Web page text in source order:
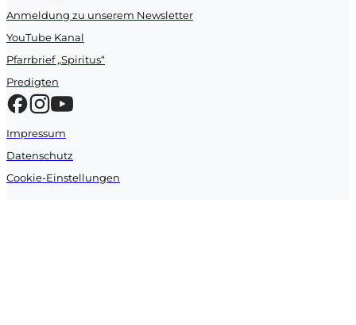
Anmeldung/ Anfrage abschicken
Anmeldung zu unserem Newsletter
YouTube Kanal
Pfarrbrief „Spiritus“
Predigten
Impressum
Datenschutz
Cookie-Einstellungen